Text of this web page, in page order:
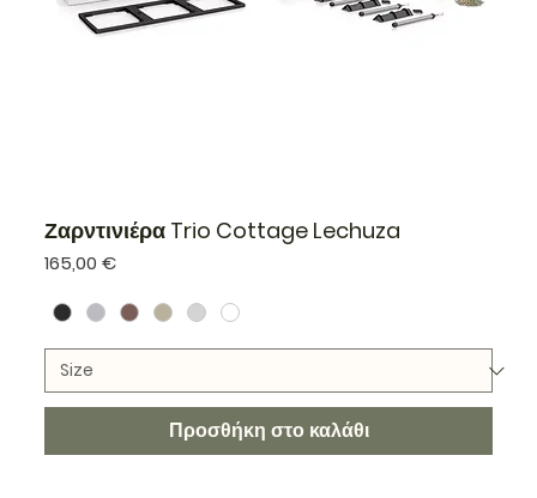
Ζαρντινιέρα Trio Cottage Lechuza
Τιμή
165,00 €
Προσθήκη στο καλάθι